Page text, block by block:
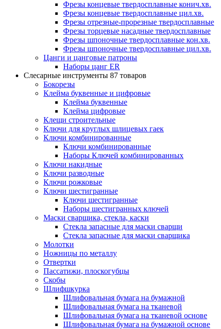
Фрезы концевые твердосплавные конич.хв.
Фрезы концевые твердосплавные цил.хв.
Фрезы отрезные-прорезные твердосплавные
Фрезы торцевые насадные твердосплавные
Фрезы шпоночные твердосплавные кон.хв.
Фрезы шпоночные твердосплавные цил.хв.
Цанги и цанговые патроны
Наборы цанг ER
Слесарные инструменты 87 товаров
Бокорезы
Клейма буквенные и цифровые
Клейма буквенные
Клейма цифровые
Клещи строительные
Ключи для круглых шлицевых гаек
Ключи комбинированные
Ключи комбинированные
Наборы Ключей комбинированных
Ключи накидные
Ключи разводные
Ключи рожковые
Ключи шестигранные
Ключи шестигранные
Наборы шестигранных ключей
Маски сварщика, стекла, каски
Стекла запасные для маски сварщи
Стекла запасные для маски сварщика
Молотки
Ножницы по металлу
Отвертки
Пассатижи, плоскогубцы
Скобы
Шлифшкурка
Шлифовальная бумага на бумажной
Шлифовальная бумага на тканевой
Шлифовальная бумага на тканевой основе
Шлифовальная бумага на бумажной основе